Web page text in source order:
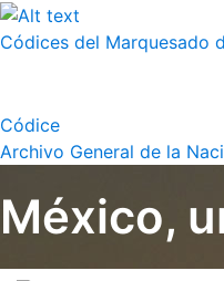
Códices del Marquesado
Códice
Archivo General de la
México,